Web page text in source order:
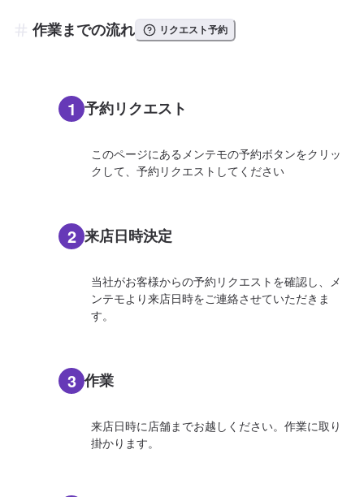
作業までの流れ リクエスト予約
1 予約リクエスト
このページにあるメンテモの予約ボタンをクリッ
クして、予約リクエストしてください
2 来店日時決定
当社がお客様からの予約リクエストを確認し、メ
ンテモより来店日時をご連絡させていただきま
す。
3 作業
来店日時に店舗までお越しください。作業に取り
掛かります。